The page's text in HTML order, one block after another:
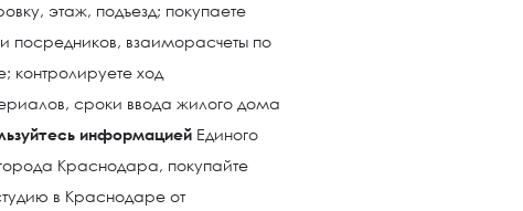
этаж, подъезд; покупаете
посредников, взаиморасчеты по
контролируете ход
сроки ввода жилого дома
информацией Единого
Краснодара, покупайте
в Краснодаре от